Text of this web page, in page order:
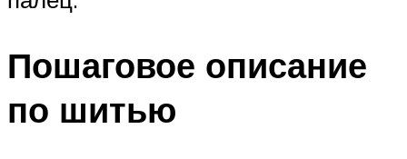
Пошаговое описание
по шитью